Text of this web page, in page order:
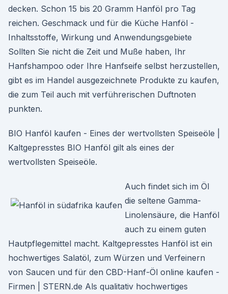
decken. Schon 15 bis 20 Gramm Hanföl pro Tag
reichen. Geschmack und für die Küche Hanföl -
Inhaltsstoffe, Wirkung und Anwendungsgebiete
Sollten Sie nicht die Zeit und Muße haben, Ihr
Hanfshampoo oder Ihre Hanfseife selbst herzustellen,
gibt es im Handel ausgezeichnete Produkte zu kaufen,
die zum Teil auch mit verführerischen Duftnoten
punkten.
BIO Hanföl kaufen - Eines der wertvollsten Speiseöle |
Kaltgepresstes BIO Hanföl gilt als eines der
wertvollsten Speiseöle.
Auch findet sich im Öl
die seltene Gamma-
Linolensäure, die Hanföl
auch zu einem guten
Hautpflegemittel macht. Kaltgepresstes Hanföl ist ein
hochwertiges Salatöl, zum Würzen und Verfeinern
von Saucen und für den CBD-Hanf-Öl online kaufen -
Firmen | STERN.de Als qualitativ hochwertiges